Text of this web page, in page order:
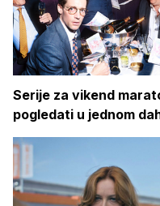
Serije za vikend
pogledati u jednom